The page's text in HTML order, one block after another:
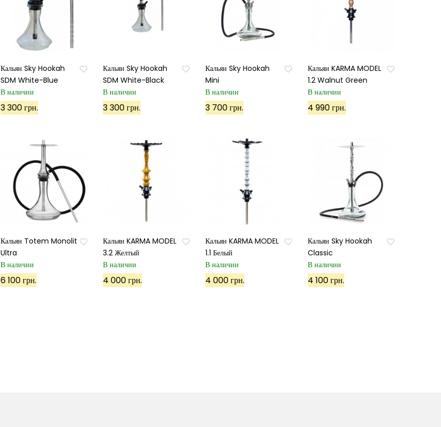
Кальян Sky Hookah
SDM White-Blue
В наличии
3 300 грн.
Кальян Sky Hookah
SDM White-Black
В наличии
3 300 грн.
Кальян Sky Hookah
Mini
В наличии
3 700 грн.
Кальян KARMA MODEL
1.2 Walnut Green
В наличии
4 990 грн.
Кальян Totem Monolit
Ultra
В наличии
6 100 грн.
Кальян KARMA MODEL
3.2 Желтый
В наличии
4 000 грн.
Кальян KARMA MODEL
1.1 Белый
В наличии
4 000 грн.
Кальян Sky Hookah
Classic
В наличии
4 100 грн.